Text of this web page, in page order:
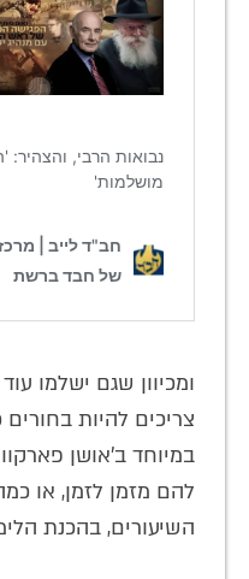
ומכיוון שגם ישלמו
צריכים להיות
במיוחד ב'אושן
להם מזמן לזמן, או
השיעורים, בהכנת